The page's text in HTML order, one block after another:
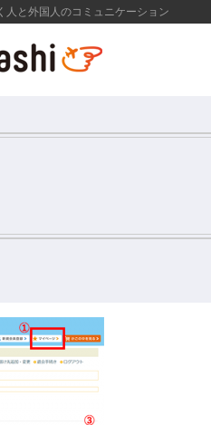
と外国人のコミュニケーション